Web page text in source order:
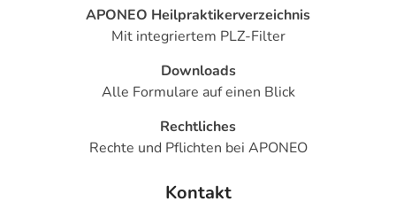
APONEO Heilpraktikerverzeichnis
Mit integriertem PLZ-Filter
Downloads
Alle Formulare auf einen Blick
Rechtliches
Rechte und Pflichten bei APONEO
Kontakt